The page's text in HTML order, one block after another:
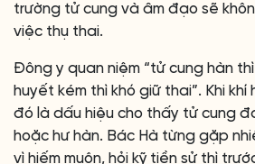
trường tử cung và âm đạo sẽ
việc thụ thai.
Đông y quan niệm “tử cung hàn
huyết kém thì khó giữ thai”. Khi khí
đó là dấu hiệu cho thấy tử cung
hoặc hư hàn. Bác Hà từng gặp
vì hiếm muộn, hỏi kỹ tiền sử thì